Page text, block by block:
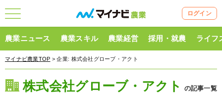
ログイン
農業ニュース 農業スキル 農業経営 採用・就農 ライフ
マイナビ農業TOP > 企業: 株式会社グローブ・アクト
株式会社グローブ・アクト の記事一覧